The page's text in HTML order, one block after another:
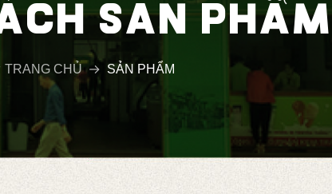
SẢN PHẨM
TRANG CHỦ SẢN PHẨM